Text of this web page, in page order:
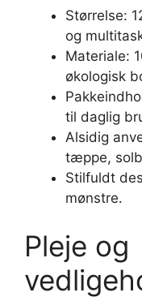
Størrelse:
og
Materiale:
økologisk
til daglig
Alsidig
tæppe,
Stilfuldt
mønstre.
Pleje og